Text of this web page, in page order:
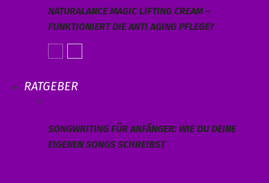
NATURALANCE MAGIC LIFTING CREAM –
FUNKTIONIERT DIE ANTI AGING PFLEGE?
RATGEBER
SONGWRITING FÜR ANFÄNGER: WIE DU DEINE
EIGENEN SONGS SCHREIBST